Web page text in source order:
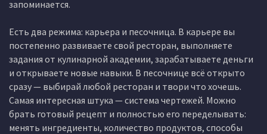
запоминается.
Есть два режима: карьера и песочница. В карьере вы
постепенно развиваете свой ресторан, выполняете
задания от кулинарной академии, зарабатываете деньги
и открываете новые навыки. В песочнице всё открыто
сразу — выбирай любой ресторан и твори что хочешь.
Самая интересная штука — система чертежей. Можно
брать готовый рецепт и полностью его переделывать:
менять ингредиенты, количество продуктов, способы